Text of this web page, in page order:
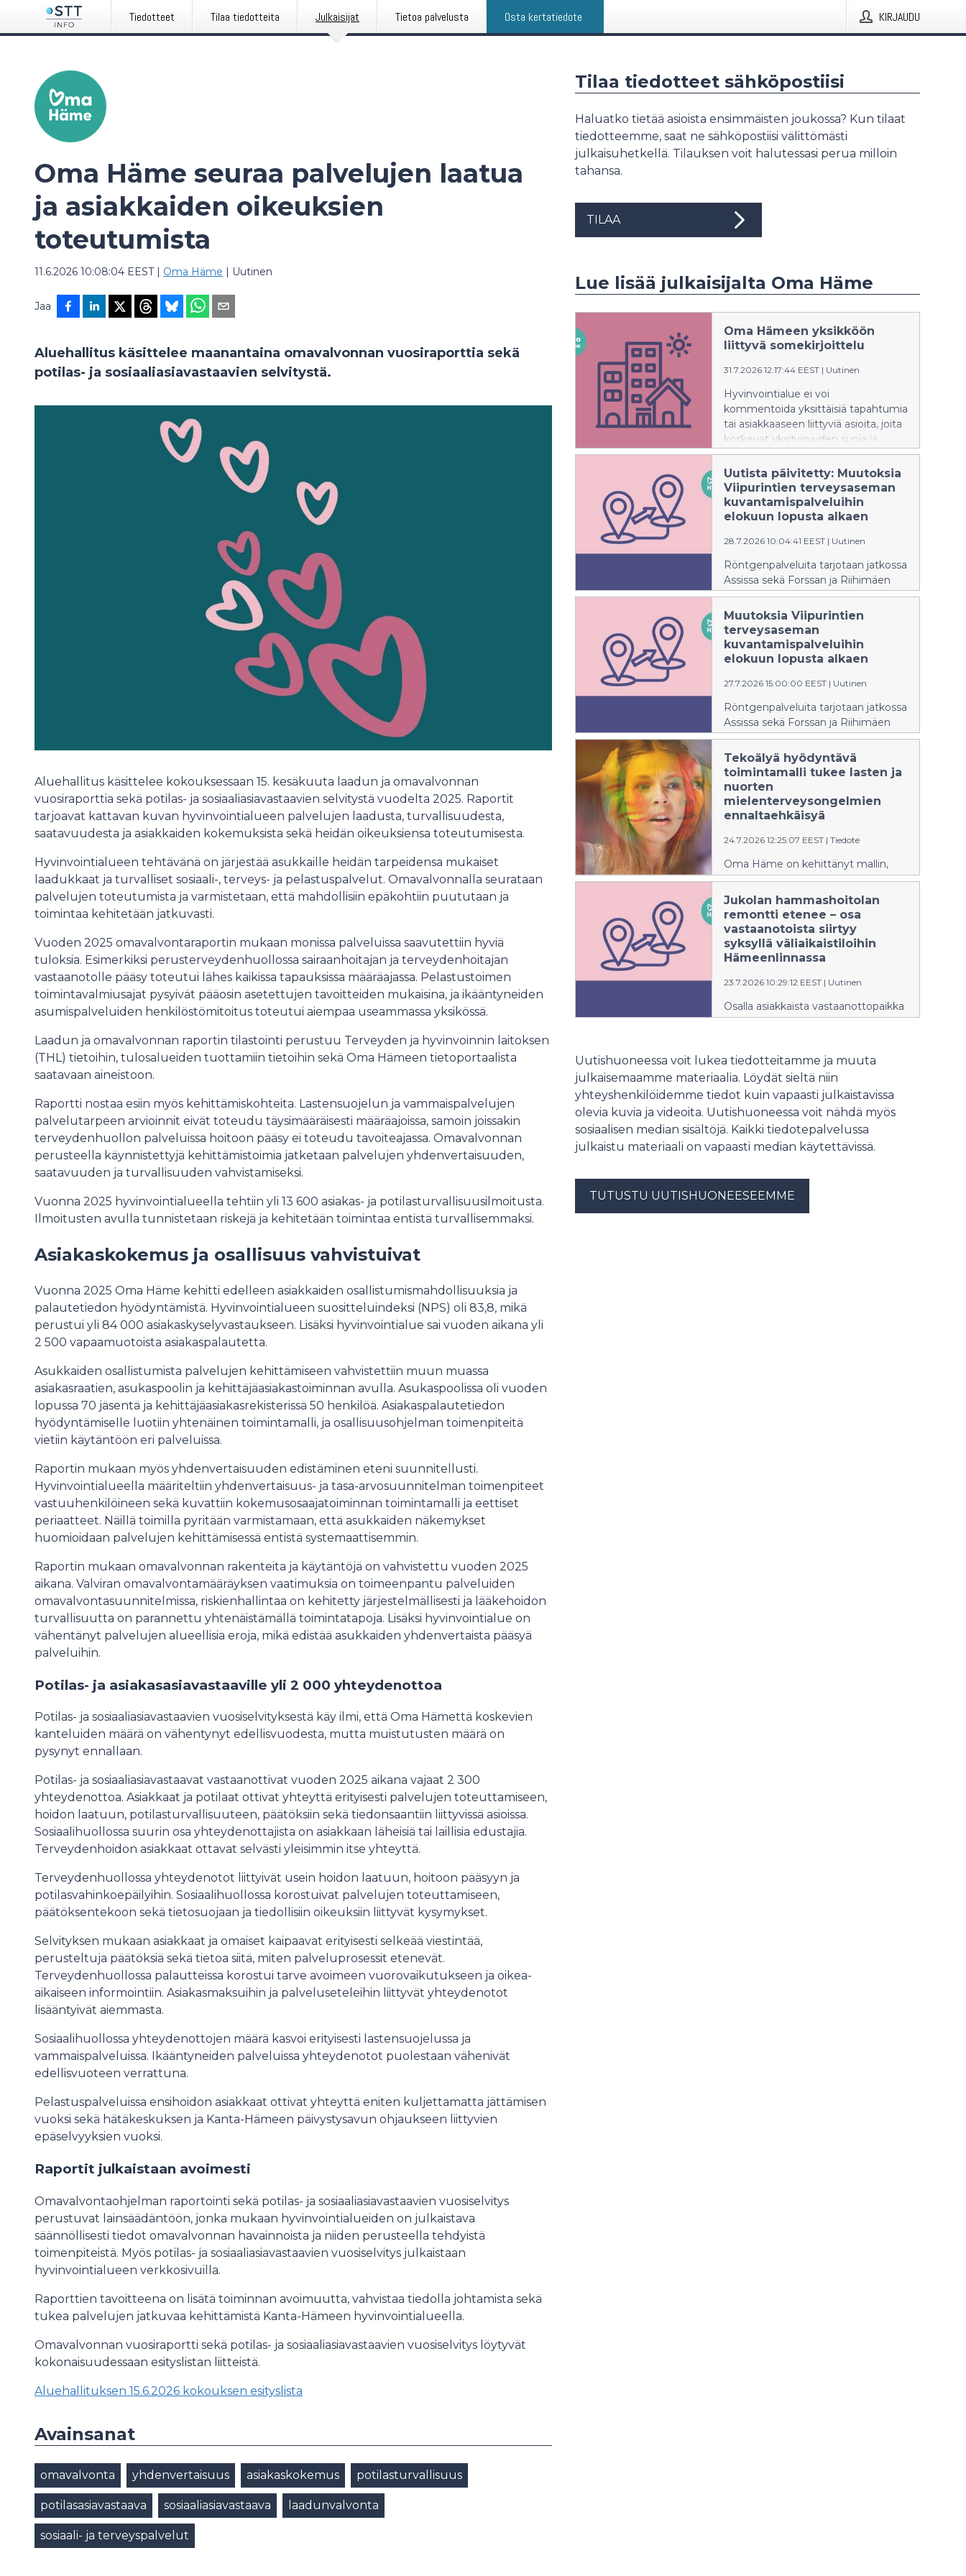
Tiedotteet Tilaa tiedotteita Julkaisijat Tietoa palvelusta Osta kertatiedote KIRJAUDU
Oma Häme seuraa palvelujen laatua
ja asiakkaiden oikeuksien
toteutumista
11.6.2026 10:08:04 EEST| Oma Häme | Uutinen
Jaa
Aluehallitus käsittelee maanantaina omavalvonnan vuosiraporttia sekä
potilas- ja sosiaaliasiavastaavien selvitystä.
Aluehallitus käsittelee kokouksessaan 15. kesäkuuta laadun ja omavalvonnan
vuosiraporttia sekä potilas- ja sosiaaliasiavastaavien selvitystä vuodelta 2025. Raportit
tarjoavat kattavan kuvan hyvinvointialueen palvelujen laadusta, turvallisuudesta,
saatavuudesta ja asiakkaiden kokemuksista sekä heidän oikeuksiensa toteutumisesta.
Hyvinvointialueen tehtävänä on järjestää asukkaille heidän tarpeidensa mukaiset
laadukkaat ja turvalliset sosiaali-, terveys- ja pelastuspalvelut. Omavalvonnalla seurataan
palvelujen toteutumista ja varmistetaan, että mahdollisiin epäkohtiin puututaan ja
toimintaa kehitetään jatkuvasti.
Vuoden 2025 omavalvontaraportin mukaan monissa palveluissa saavutettiin hyviä
tuloksia. Esimerkiksi perusterveydenhuollossa sairaanhoitajan ja terveydenhoitajan
vastaanotolle pääsy toteutui lähes kaikissa tapauksissa määräajassa. Pelastustoimen
toimintavalmiusajat pysyivät pääosin asetettujen tavoitteiden mukaisina, ja ikääntyneiden
asumispalveluiden henkilöstömitoitus toteutui aiempaa useammassa yksikössä.
Laadun ja omavalvonnan raportin tilastointi perustuu Terveyden ja hyvinvoinnin laitoksen
(THL) tietoihin, tulosalueiden tuottamiin tietoihin sekä Oma Hämeen tietoportaalista
saatavaan aineistoon.
Raportti nostaa esiin myös kehittämiskohteita. Lastensuojelun ja vammaispalvelujen
palvelutarpeen arvioinnit eivät toteudu täysimääräisesti määräajoissa, samoin joissakin
terveydenhuollon palveluissa hoitoon pääsy ei toteudu tavoiteajassa. Omavalvonnan
perusteella käynnistettyjä kehittämistoimia jatketaan palvelujen yhdenvertaisuuden,
saatavuuden ja turvallisuuden vahvistamiseksi.
Vuonna 2025 hyvinvointialueella tehtiin yli 13 600 asiakas- ja potilasturvallisuusilmoitusta.
Ilmoitusten avulla tunnistetaan riskejä ja kehitetään toimintaa entistä turvallisemmaksi.
Asiakaskokemus ja osallisuus vahvistuivat
Vuonna 2025 Oma Häme kehitti edelleen asiakkaiden osallistumismahdollisuuksia ja
palautetiedon hyödyntämistä. Hyvinvointialueen suositteluindeksi (NPS) oli 83,8, mikä
perustui yli 84 000 asiakaskyselyvastaukseen. Lisäksi hyvinvointialue sai vuoden aikana yli
2 500 vapaamuotoista asiakaspalautetta.
Asukkaiden osallistumista palvelujen kehittämiseen vahvistettiin muun muassa
asiakasraatien, asukaspoolin ja kehittäjäasiakastoiminnan avulla. Asukaspoolissa oli vuoden
lopussa 70 jäsentä ja kehittäjäasiakasrekisterissä 50 henkilöä. Asiakaspalautetiedon
hyödyntämiselle luotiin yhtenäinen toimintamalli, ja osallisuusohjelman toimenpiteitä
vietiin käytäntöön eri palveluissa.
Raportin mukaan myös yhdenvertaisuuden edistäminen eteni suunnitellusti.
Hyvinvointialueella määriteltiin yhdenvertaisuus- ja tasa-arvosuunnitelman toimenpiteet
vastuuhenkilöineen sekä kuvattiin kokemusosaajatoiminnan toimintamalli ja eettiset
periaatteet. Näillä toimilla pyritään varmistamaan, että asukkaiden näkemykset
huomioidaan palvelujen kehittämisessä entistä systemaattisemmin.
Raportin mukaan omavalvonnan rakenteita ja käytäntöjä on vahvistettu vuoden 2025
aikana. Valviran omavalvontamääräyksen vaatimuksia on toimeenpantu palveluiden
omavalvontasuunnitelmissa, riskienhallintaa on kehitetty järjestelmällisesti ja lääkehoidon
turvallisuutta on parannettu yhtenäistämällä toimintatapoja. Lisäksi hyvinvointialue on
vähentänyt palvelujen alueellisia eroja, mikä edistää asukkaiden yhdenvertaista pääsyä
palveluihin.
Potilas- ja asiakasasiavastaaville yli 2 000 yhteydenottoa
Potilas- ja sosiaaliasiavastaavien vuosiselvityksestä käy ilmi, että Oma Hämettä koskevien
kanteluiden määrä on vähentynyt edellisvuodesta, mutta muistutusten määrä on
pysynyt ennallaan.
Potilas- ja sosiaaliasiavastaavat vastaanottivat vuoden 2025 aikana vajaat 2 300
yhteydenottoa. Asiakkaat ja potilaat ottivat yhteyttä erityisesti palvelujen toteuttamiseen,
hoidon laatuun, potilasturvallisuuteen, päätöksiin sekä tiedonsaantiin liittyvissä asioissa.
Sosiaalihuollossa suurin osa yhteydenottajista on asiakkaan läheisiä tai laillisia edustajia.
Terveydenhoidon asiakkaat ottavat selvästi yleisimmin itse yhteyttä.
Terveydenhuollossa yhteydenotot liittyivät usein hoidon laatuun, hoitoon pääsyyn ja
potilasvahinkoepäilyihin. Sosiaalihuollossa korostuivat palvelujen toteuttamiseen,
päätöksentekoon sekä tietosuojaan ja tiedollisiin oikeuksiin liittyvät kysymykset.
Selvityksen mukaan asiakkaat ja omaiset kaipaavat erityisesti selkeää viestintää,
perusteltuja päätöksiä sekä tietoa siitä, miten palveluprosessit etenevät.
Terveydenhuollossa palautteissa korostui tarve avoimeen vuorovaikutukseen ja oikea-
aikaiseen informointiin. Asiakasmaksuihin ja palveluseteleihin liittyvät yhteydenotot
lisääntyivät aiemmasta.
Sosiaalihuollossa yhteydenottojen määrä kasvoi erityisesti lastensuojelussa ja
vammaispalveluissa. Ikääntyneiden palveluissa yhteydenotot puolestaan vähenivät
edellisvuoteen verrattuna.
Pelastuspalveluissa ensihoidon asiakkaat ottivat yhteyttä eniten kuljettamatta jättämisen
vuoksi sekä hätäkeskuksen ja Kanta-Hämeen päivystysavun ohjaukseen liittyvien
epäselvyyksien vuoksi.
Raportit julkaistaan avoimesti
Omavalvontaohjelman raportointi sekä potilas- ja sosiaaliasiavastaavien vuosiselvitys
perustuvat lainsäädäntöön, jonka mukaan hyvinvointialueiden on julkaistava
säännöllisesti tiedot omavalvonnan havainnoista ja niiden perusteella tehdyistä
toimenpiteistä. Myös potilas- ja sosiaaliasiavastaavien vuosiselvitys julkaistaan
hyvinvointialueen verkkosivuilla.
Raporttien tavoitteena on lisätä toiminnan avoimuutta, vahvistaa tiedolla johtamista sekä
tukea palvelujen jatkuvaa kehittämistä Kanta-Hämeen hyvinvointialueella.
Omavalvonnan vuosiraportti sekä potilas- ja sosiaaliasiavastaavien vuosiselvitys löytyvät
kokonaisuudessaan esityslistan liitteistä.
Aluehallituksen 15.6.2026 kokouksen esityslista
Avainsanat
omavalvonta yhdenvertaisuus asiakaskokemus potilasturvallisuus
potilasasiavastaava sosiaaliasiavastaava laadunvalvonta
sosiaali- ja terveyspalvelut
Tilaa tiedotteet sähköpostiisi
Haluatko tietää asioista ensimmäisten joukossa? Kun tilaat
tiedotteemme, saat ne sähköpostiisi välittömästi
julkaisuhetkellä. Tilauksen voit halutessasi perua milloin
tahansa.
TILAA
Lue lisää julkaisijalta Oma Häme
Oma Hämeen yksikköön
liittyvä somekirjoittelu
31.7.2026 12:17:44 EEST | Uutinen
Hyvinvointialue ei voi
kommentoida yksittäisiä tapahtumia
tai asiakkaaseen liittyviä asioita, joita
koskevat yksityisyyden suoja ja
salassapitosäännökset.
Uutista päivitetty: Muutoksia
Viipurintien terveysaseman
kuvantamispalveluihin
elokuun lopusta alkaen
28.7.2026 10:04:41 EEST | Uutinen
Röntgenpalveluita tarjotaan jatkossa
Assissa sekä Forssan ja Riihimäen
sote-keskuksissa.
Muutoksia Viipurintien
terveysaseman
kuvantamispalveluihin
elokuun lopusta alkaen
27.7.2026 15:00:00 EEST | Uutinen
Röntgenpalveluita tarjotaan jatkossa
Assissa sekä Forssan ja Riihimäen
sote-keskuksissa.
Tekoälyä hyödyntävä
toimintamalli tukee lasten ja
nuorten
mielenterveysongelmien
ennaltaehkäisyä
24.7.2026 12:25:07 EEST | Tiedote
Oma Häme on kehittänyt mallin,
joka auttaa tunnistamaan tuen
tarpeita aikaisemmin.
Jukolan hammashoitolan
remontti etenee – osa
vastaanotoista siirtyy
syksyllä väliaikaistiloihin
Hämeenlinnassa
23.7.2026 10:29:12 EEST | Uutinen
Osalla asiakkaista vastaanottopaikka
muuttuu aiemmin ilmoitetusta.
Uutishuoneessa voit lukea tiedotteitamme ja muuta
julkaisemaamme materiaalia. Löydät sieltä niin
yhteyshenkilöidemme tiedot kuin vapaasti julkaistavissa
olevia kuvia ja videoita. Uutishuoneessa voit nähdä myös
sosiaalisen median sisältöjä. Kaikki tiedotepalvelussa
julkaistu materiaali on vapaasti median käytettävissä.
TUTUSTU UUTISHUONEESEEMME